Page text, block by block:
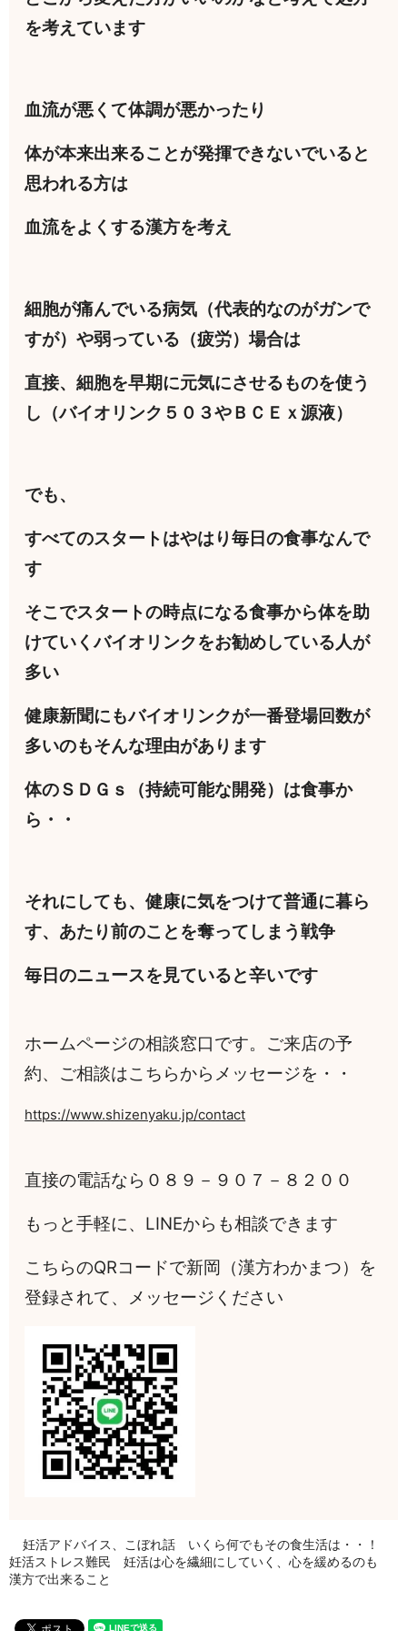
を考えています
血流が悪くて体調が悪かったり
体が本来出来ることが発揮できないでいると
思われる方は
血流をよくする漢方を考え
細胞が痛んでいる病気（代表的なのがガンで
すが）や弱っている（疲労）場合は
直接、細胞を早期に元気にさせるものを使う
し（バイオリンク５０３やＢＣＥｘ源液）
でも、
すべてのスタートはやはり毎日の食事なんで
す
そこでスタートの時点になる食事から体を助
けていくバイオリンクをお勧めしている人が
多い
健康新聞にもバイオリンクが一番登場回数が
多いのもそんな理由があります
体のＳＤＧｓ（持続可能な開発）は食事か
ら・・
それにしても、健康に気をつけて普通に暮ら
す、あたり前のことを奪ってしまう戦争
毎日のニュースを見ていると辛いです
ホームページの相談窓口です。ご来店の予
約、ご相談はこちらからメッセージを・・
https://www.shizenyaku.jp/contact
直接の電話なら０８９－９０７－８２００
もっと手軽に、LINEからも相談できます
こちらのQRコードで新岡（漢方わかまつ）を
登録されて、メッセージください
妊活アドバイス、こぼれ話 いくら何でもその食生活は・・！
妊活ストレス難民 妊活は心を繊細にしていく、心を緩めるのも
漢方で出来ること